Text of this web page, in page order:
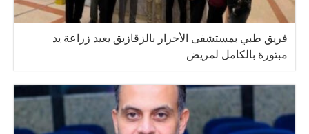
فريق طبي بمستشفى الأحرار بالزقازيق يعيد زراعة يد
مبتورة بالكامل لمريض